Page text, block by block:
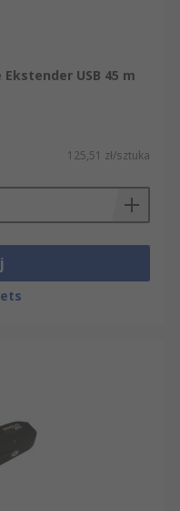
złożenie
Rozdzielniki
producenta czy
szczegółowym
Państwo z
który będzie
Ekstender USB 45 m
125,51 zł/sztuka